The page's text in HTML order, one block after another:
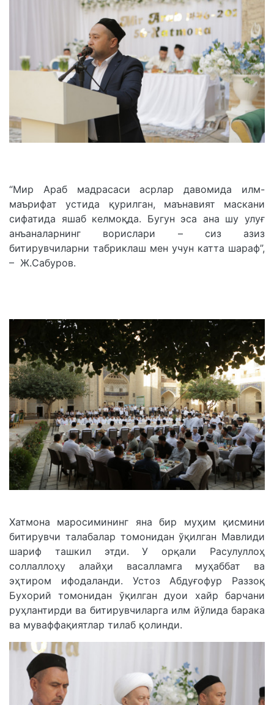
“Мир Араб мадрасаси асрлар давомида илм-
маърифат устида қурилган, маънавият маскани
сифатида яшаб келмоқда. Бугун эса ана шу улуғ
анъаналарнинг ворислари – сиз азиз
битирувчиларни табриклаш мен учун катта шараф”,
– Ж.Сабуров.
Хатмона маросимининг яна бир муҳим қисмини
битирувчи талабалар томонидан ўқилган Мавлиди
шариф ташкил этди. У орқали Расулуллоҳ
соллаллоҳу алайҳи васалламга муҳаббат ва
эҳтиром ифодаланди. Устоз Абдуғофур Раззоқ
Бухорий томонидан ўқилган дуои хайр барчани
руҳлантирди ва битирувчиларга илм йўлида барака
ва муваффақиятлар тилаб қолинди.